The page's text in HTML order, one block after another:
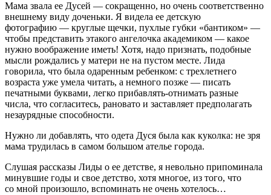
Мама звала ее Дусей — сокращенно, но очень соответственно
внешнему виду доченьки. Я видела ее детскую
фотографию — круглые щечки, пухлые губки «бантиком» —
чтобы представить этакого ангелочка академиком — какое
нужно воображение иметь! Хотя, надо признать, подобные
мысли рождались у матери не на пустом месте. Лида
говорила, что была одаренным ребенком: с трехлетнего
возраста уже умела читать, а немного позже — писать
печатными буквами, легко прибавлять-отнимать разные
числа, что согласитесь, рановато и заставляет предполагать
незаурядные способности.
Нужно ли добавлять, что одета Дуся была как куколка: не зря
мама трудилась в самом большом ателье города.
Слушая рассказы Лиды о ее детстве, я невольно припоминала
минувшие годы и свое детство, хотя многое, из того, что
со мной произошло, вспоминать не очень хотелось…